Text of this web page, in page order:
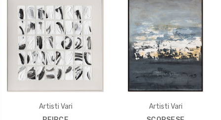
Artisti Vari
Artisti Vari